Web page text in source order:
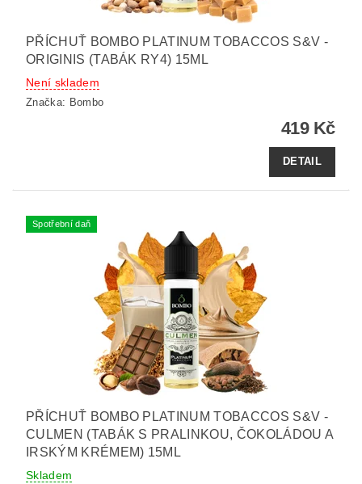
PŘÍCHUŤ BOMBO PLATINUM TOBACCOS S&V -
ORIGINIS (TABÁK RY4) 15ML
Není skladem
Značka: Bombo
419 Kč
DETAIL
Spotřební daň
PŘÍCHUŤ BOMBO PLATINUM TOBACCOS S&V -
CULMEN (TABÁK S PRALINKOU, ČOKOLÁDOU A
IRSKÝM KRÉMEM) 15ML
Skladem